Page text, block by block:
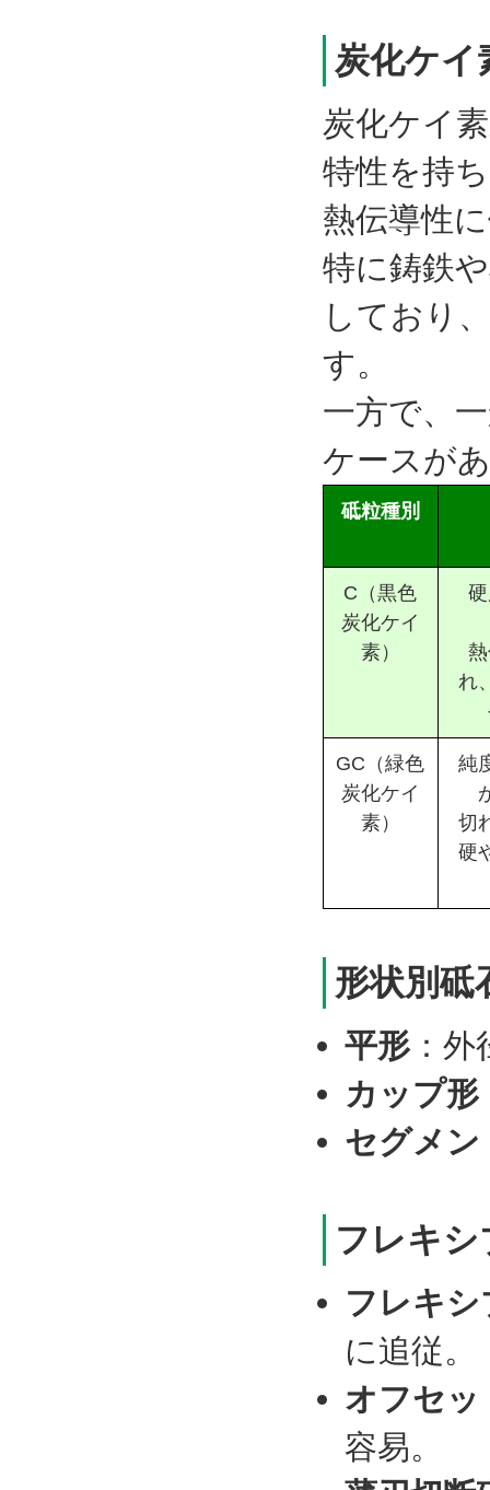
炭化ケイ
炭化ケイ
特性を持
熱伝導性
特に鋳鉄
しており
す。
一方で、
ケースが
砥粒種別
C（黒色
炭化ケイ
素）
れ
GC（緑色
炭化ケイ
素）
純
切
硬
形状別砥
平形：外
カップ形
セグメン
フレキ
フレキ
に追従。
オフセッ
容易。